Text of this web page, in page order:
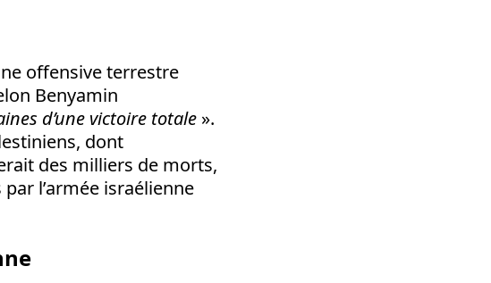
offensive terrestre
Benyamin
d’une victoire totale ».
dont
des milliers de morts,
l’armée israélienne